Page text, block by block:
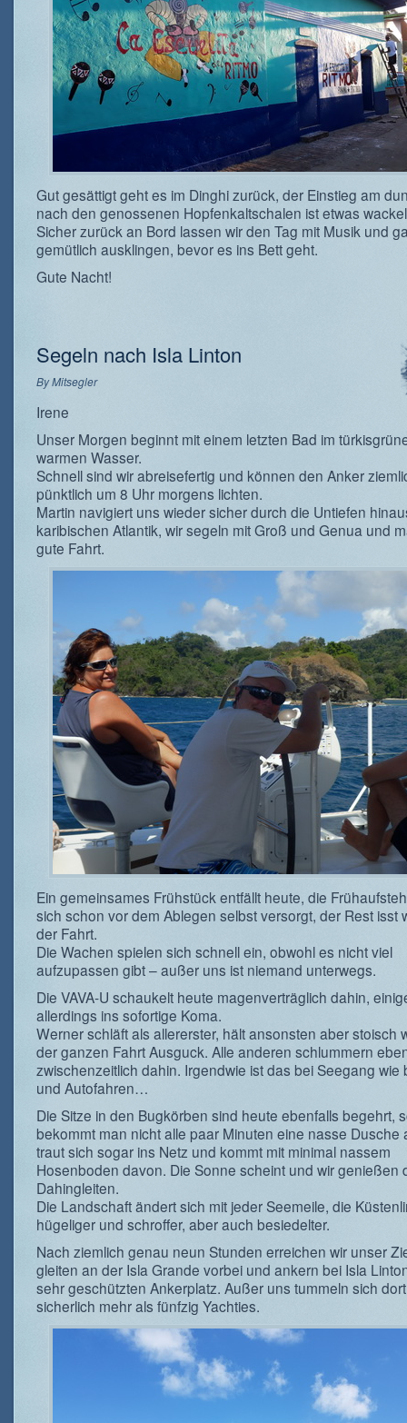
Gut gesättigt geht es im Dinghi zurück, der Einstieg am
nach den genossenen Hopfenkaltschalen ist etwas
Sicher zurück an Bord lassen wir den Tag mit Musik und
gemütlich ausklingen, bevor es ins Bett geht.
Gute Nacht!
Segeln nach Isla Linton
ByMitsegler
Irene
Unser Morgen beginnt mit einem letzten Bad im
warmen Wasser.
Schnell sind wir abreisefertig und können den Anker
pünktlich um 8 Uhr morgens lichten.
Martin navigiert uns wieder sicher durch die Untiefen
karibischen Atlantik, wir segeln mit Groß und Genua und
gute Fahrt.
Ein gemeinsames Frühstück entfällt heute, die
sich schon vor dem Ablegen selbst versorgt, der Rest isst
der Fahrt.
Die Wachen spielen sich schnell ein, obwohl es nicht viel
aufzupassen gibt – außer uns ist niemand unterwegs.
Die VAVA-U schaukelt heute magenverträglich dahin,
allerdings ins sofortige Koma.
Werner schläft als allererster, hält ansonsten aber stoisch
der ganzen Fahrt Ausguck. Alle anderen schlummern
zwischenzeitlich dahin. Irgendwie ist das bei Seegang wie
und Autofahren…
Die Sitze in den Bugkörben sind heute ebenfalls begehrt,
bekommt man nicht alle paar Minuten eine nasse Dusche
traut sich sogar ins Netz und kommt mit minimal nassem
Hosenboden davon. Die Sonne scheint und wir genießen
Dahingleiten.
Die Landschaft ändert sich mit jeder Seemeile, die
hügeliger und schroffer, aber auch besiedelter.
Nach ziemlich genau neun Stunden erreichen wir unser
gleiten an der Isla Grande vorbei und ankern bei Isla
sehr geschützten Ankerplatz. Außer uns tummeln sich
sicherlich mehr als fünfzig Yachties.